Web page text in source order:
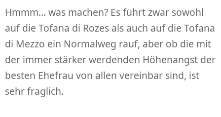
Hmmm… was machen? Es führt zwar sowohl
auf die Tofana di Rozes als auch auf die Tofana
di Mezzo ein Normalweg rauf, aber ob die mit
der immer stärker werdenden Höhenangst der
besten Ehefrau von allen vereinbar sind, ist
sehr fraglich.